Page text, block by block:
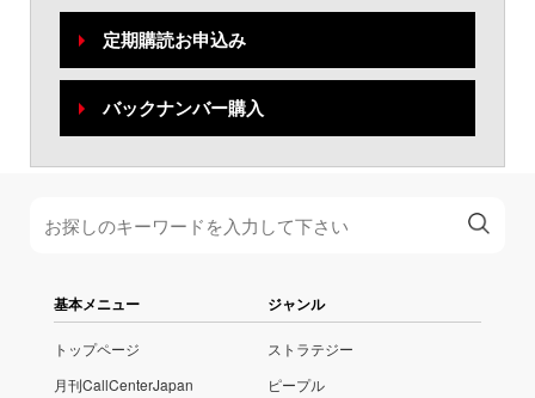
定期購読お申込み
バックナンバー購入
基本メニュー
トップページ
月刊CallCenterJapan
ジャンル
ストラテジー
ピープル